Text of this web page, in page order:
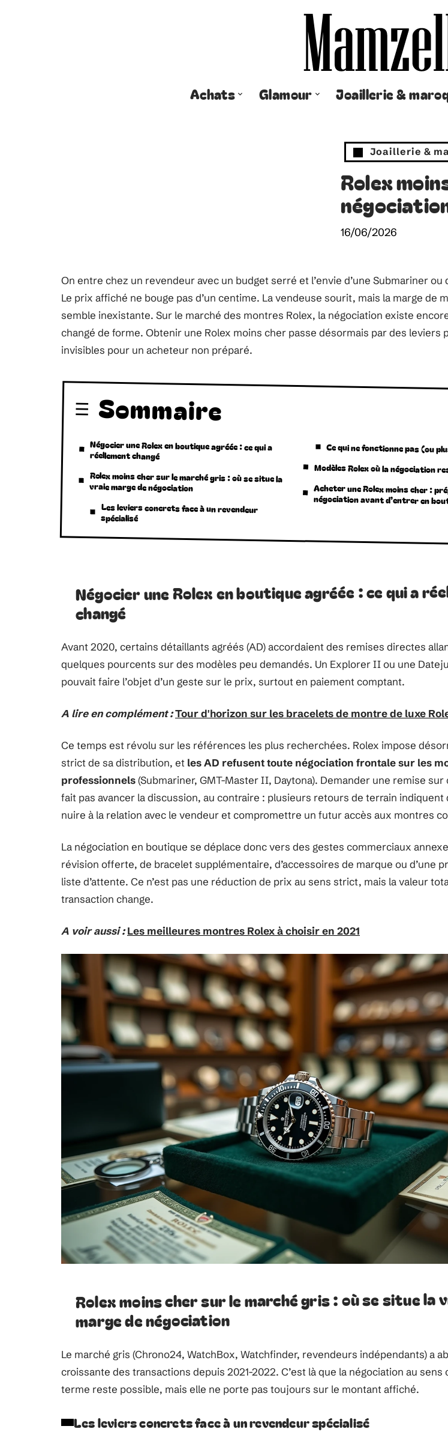
Achats Glamour Joaillerie &
Joaillerie &
Rolex
16/06/2026
On entre chez un revendeur avec un budget serré et l’envie d’une Submariner ou
Le prix affiché ne bouge pas d’un centime. La vendeuse sourit, mais la marge de
semble inexistante. Sur le marché des montres Rolex, la négociation existe
changé de forme. Obtenir une Rolex moins cher passe désormais par des leviers
invisibles pour un acheteur non préparé.
Sommaire
Négocier une Rolex en boutique agréée : ce qui a
réellement changé
Rolex moins cher sur le marché gris : où se situe la
vraie marge de négociation
Les leviers concrets face à un revendeur
spécialisé
Ce qui ne fonctionne pas (ou
Modèles Rolex où la négociation
Acheter une Rolex moins cher :
négociation avant d’entrer en
Négocier une Rolex en boutique agréée : ce qui a
changé
Avant 2020, certains détaillants agréés (AD) accordaient des remises directes
quelques pourcents sur des modèles peu demandés. Un Explorer II ou une
pouvait faire l’objet d’un geste sur le prix, surtout en paiement comptant.
A lire en complément :Tour d'horizon sur les bracelets de montre de luxe
Ce temps est révolu sur les références les plus recherchées. Rolex impose
strict de sa distribution, et les AD refusent toute négociation frontale sur les
professionnels(Submariner, GMT-Master II, Daytona). Demander une remise sur
fait pas avancer la discussion, au contraire : plusieurs retours de terrain indiquent
nuire à la relation avec le vendeur et compromettre un futur accès aux montres
La négociation en boutique se déplace donc vers des gestes commerciaux
révision offerte, de bracelet supplémentaire, d’accessoires de marque ou d’une
liste d’attente. Ce n’est pas une réduction de prix au sens strict, mais la valeur
transaction change.
A voir aussi : Les meilleures montres Rolex à choisir en 2021
Rolex moins cher sur le marché gris : où se situe la
marge de négociation
Le marché gris (Chrono24, WatchBox, Watchfinder, revendeurs indépendants) a
croissante des transactions depuis 2021-2022. C’est là que la négociation au sens
terme reste possible, mais elle ne porte pas toujours sur le montant affiché.
Les leviers concrets face à un revendeur spécialisé